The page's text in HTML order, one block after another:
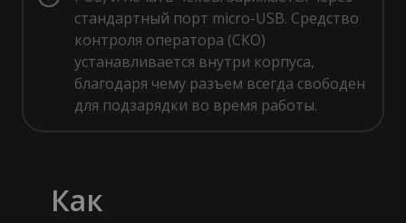
стандартный порт micro-USB. Средство
контроля оператора (СКО)
устанавливается внутри корпуса,
благодаря чему разъем всегда свободен
для подзарядки во время работы.
Как